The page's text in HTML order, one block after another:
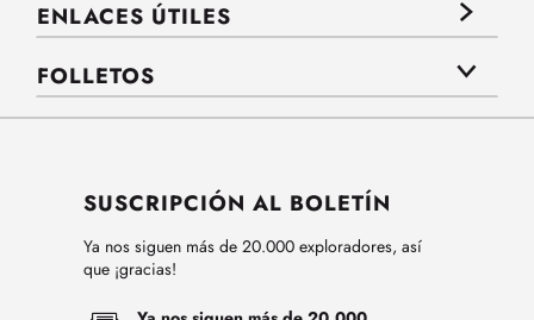
ENLACES ÚTILES
FOLLETOS
SUSCRIPCIÓN AL BOLETÍN
Ya nos siguen más de 20.000 exploradores, así
que ¡gracias!